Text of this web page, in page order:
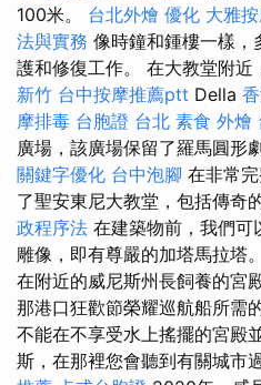
100米。 台北外燴 優化 大雅
法與實務 像時鐘和鍾樓一樣，
護和修復工作。 在大教堂附
新竹 台中按摩推薦ptt Della
摩排毒 台胞證 台北 素食 外燴
廣場，該廣場保留了羅馬圓形
關鍵字優化 台中泡腳 在非常
了聖安東尼大教堂，包括傳奇
政程序法 在建築物前，我們可
雕像，即有尊嚴的加塔馬拉塔。
在附近的威尼斯州長飼養的宮
那港口狂歡節榮耀巡航船所需
不能在不享受水上搖擺的宮殿
斯，在那裡您會聽到有關城市